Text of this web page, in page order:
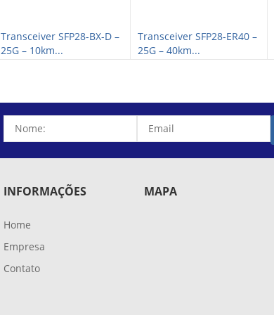
Transceiver SFP28-BX-D –
25G – 10km...
Transceiver SFP28-ER40 –
25G – 40km...
INFORMAÇÕES
Home
Empresa
Contato
MAPA